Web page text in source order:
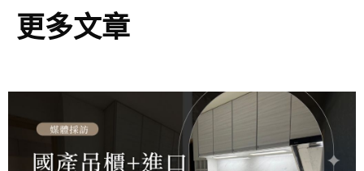
更多文章